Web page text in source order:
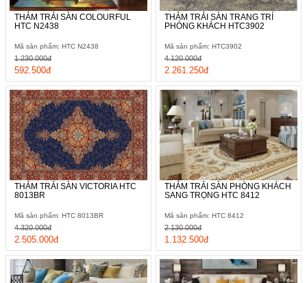
THẢM TRẢI SÀN COLOURFUL
HTC N2438
Mã sản phẩm: HTC N2438
592.500đ
1.230.000đ
THẢM TRẢI SÀN TRANG TRÍ
PHÒNG KHÁCH HTC3902
Mã sản phẩm: HTC3902
2.261.250đ
4.120.000đ
THẢM TRẢI SÀN VICTORIA HTC
8013BR
Mã sản phẩm: HTC 8013BR
2.505.000đ
4.320.000đ
THẢM TRẢI SÀN PHÒNG KHÁCH
SANG TRỌNG HTC 8412
Mã sản phẩm: HTC 8412
1.132.500đ
2.130.000đ